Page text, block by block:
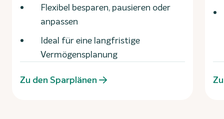
Flexibel besparen, pausieren oder
anpassen
Ideal für eine langfristige
Vermögensplanung
Zu den Sparplänen